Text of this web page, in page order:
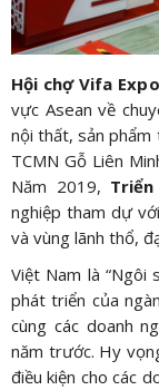
Hội chợ Vifa Expo
vực Asean về
nội thất, sản
TCMN Gỗ Liên
Năm 2019,
nghiệp tham dự
và vùng lãnh thổ,
Việt Nam là “Ngôi
phát triển của
cùng các doanh
năm trước. Hy
điều kiện cho các